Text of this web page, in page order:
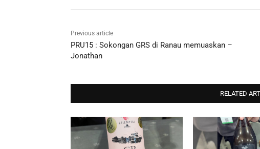
Previous article
PRU15 : Sokongan GRS di Ranau memuaskan –
Jonathan
RELATED